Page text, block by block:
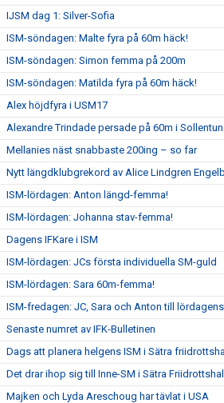
IJSM dag 1: Silver-Sofia
ISM-söndagen: Malte fyra på 60m häck!
ISM-söndagen: Simon femma på 200m
ISM-söndagen: Matilda fyra på 60m häck!
Alex höjdfyra i USM17
Alexandre Trindade persade på 60m i
Mellanies näst snabbaste 200ing – so far
Nytt längdklubgrekord av Alice Lindgren
ISM-lördagen: Anton längd-femma!
ISM-lördagen: Johanna stav-femma!
Dagens IFKare i ISM
ISM-lördagen: JCs första individuella SM-guld
ISM-lördagen: Sara 60m-femma!
ISM-fredagen: JC, Sara och Anton till
Senaste numret av IFK-Bulletinen
Dags att planera helgens ISM i Sätra
Det drar ihop sig till Inne-SM i Sätra Friidrottshall
Majken och Lyda Areschoug har tävlat i USA